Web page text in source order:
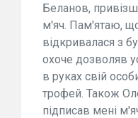
Беланов,
м'яч. Пам'ятаю,
відкривалася з
охоче дозволяв
в руках свій
трофей. Також
підписав мені